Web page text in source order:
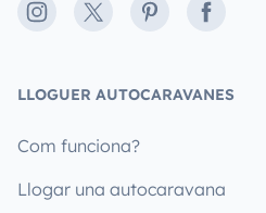
Instagram
X PinterestFacebook
LLOGUER AUTOCARAVANES
Com funciona?
Llogar una autocaravana